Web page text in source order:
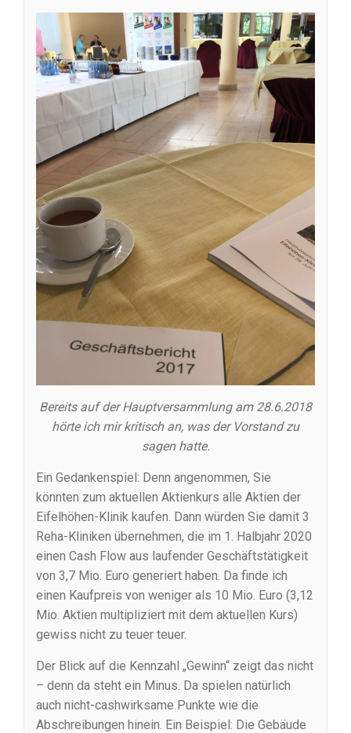
Bereits auf der Hauptversammlung am 28.6.2018
hörte ich mir kritisch an, was der Vorstand zu
sagen hatte.
Ein Gedankenspiel: Denn angenommen, Sie
könnten zum aktuellen Aktienkurs alle Aktien der
Eifelhöhen-Klinik kaufen. Dann würden Sie damit 3
Reha-Kliniken übernehmen, die im 1. Halbjahr 2020
einen Cash Flow aus laufender Geschäftstätigkeit
von 3,7 Mio. Euro generiert haben. Da finde ich
einen Kaufpreis von weniger als 10 Mio. Euro (3,12
Mio. Aktien multipliziert mit dem aktuellen Kurs)
gewiss nicht zu teuer teuer.
Der Blick auf die Kennzahl „Gewinn“ zeigt das nicht
– denn da steht ein Minus. Da spielen natürlich
auch nicht-cashwirksame Punkte wie die
Abschreibungen hinein. Ein Beispiel: Die Gebäude